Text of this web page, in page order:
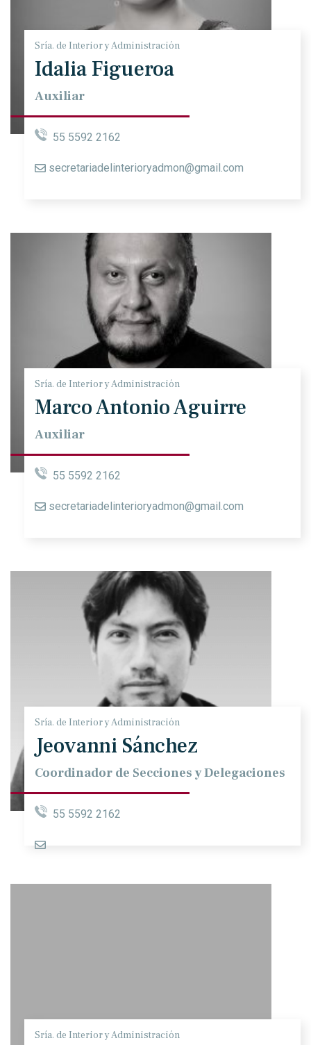
Sría. de Interior y Administración
Idalia Figueroa
Auxiliar
55 5592 2162
secretariadelinterioryadmon@gmail.com
Sría. de Interior y Administración
Marco Antonio Aguirre
Auxiliar
55 5592 2162
secretariadelinterioryadmon@gmail.com
Sría. de Interior y Administración
Jeovanni Sánchez
Coordinador de Secciones y Delegaciones
55 5592 2162
Sría. de Interior y Administración